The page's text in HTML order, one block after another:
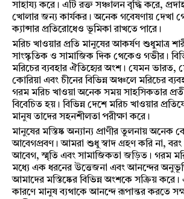
সাহায্য করে। এটি রক্ত সঞ্চালন বৃদ্ধি করে,
খোলার জন্য কার্যকর। অনেক গবেষণায় দেখা
ক্যান্সার প্রতিরোধেও ভূমিকা রাখতে পারে।
মরিচ খাওয়ার প্রতি মানুষের আকর্ষণ শুধুমাত্র
সাংস্কৃতিক ও সামাজিক দিক থেকেও গভীর।
মরিচের ব্যবহার ঐতিহ্যের অংশ। যেমন ভারত,
কোরিয়া এবং চীনের বিভিন্ন অঞ্চলে মরিচের
গরম মরিচ খাওয়া অনেক সময় সাহসিকতার
বিবেচিত হয়। বিভিন্ন দেশে মরিচ খাওয়ার
মানুষ তাদের সহনশীলতা পরীক্ষা করে।
মানুষের মস্তিষ্ক অন্যান্য প্রাণীর তুলনায় অনেক
আবেগপ্রবণ। আমরা শুধু স্বাদ গ্রহণ করি না, বরং
আবেগ, স্মৃতি এবং সামাজিকতা জড়িত। গরম
মধ্যে এক ধরনের উত্তেজনা এবং আনন্দের
আমাদের মস্তিষ্কের বিভিন্ন অংশকে সক্রিয় করে।
কারণে মানুষ ব্যথাকে আনন্দে রূপান্তর করতে